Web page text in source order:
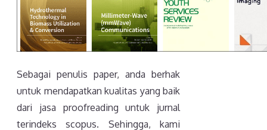
Sebagai penulis paper, anda berhak
untuk mendapatkan kualitas yang baik
dari jasa proofreading untuk jurnal
terindeks scopus. Sehingga, kami